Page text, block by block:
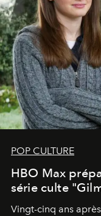
POP CULTURE
HBO Max
série culte
Vingt-cinq ans